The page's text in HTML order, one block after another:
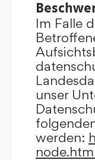
Im Falle
unser
werden: